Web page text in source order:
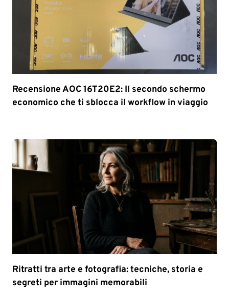
Recensione AOC 16T20E2: Il secondo schermo
economico che ti sblocca il workflow in viaggio
Ritratti tra arte e fotografia: tecniche, storia e
segreti per immagini memorabili